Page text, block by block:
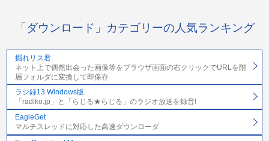
「ダウンロード」カテゴリーの人気ランキング
掘れリス君
ネット上で偶然出会った画像等をブラウザ画面の右クリックでURLを階
層フォルダに変換して即保存
ラジ録13 Windows版
「radiko.jp」と「らじる★らじる」のラジオ放送を録音!
EagleGet
マルチスレッドに対応した高速ダウンローダ